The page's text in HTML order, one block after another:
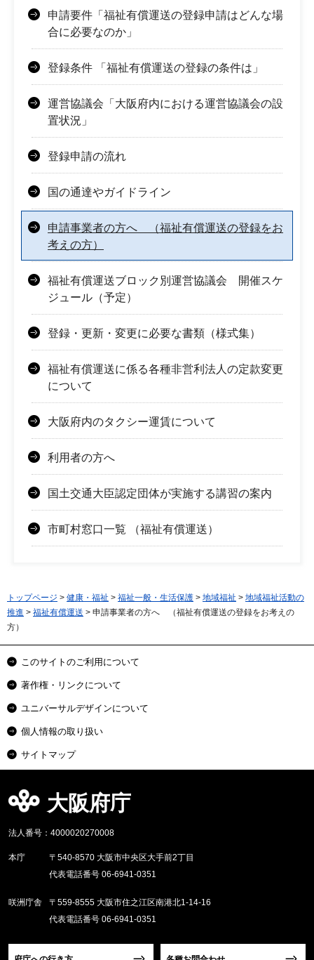
申請要件「福祉有償運送の登録申請はどんな場
合に必要なのか」
登録条件 「福祉有償運送の登録の条件は」
運営協議会「大阪府内における運営協議会の設
置状況」
登録申請の流れ
国の通達やガイドライン
申請事業者の方へ （福祉有償運送の登録をお
考えの方）
福祉有償運送ブロック別運営協議会 開催スケ
ジュール（予定）
登録・更新・変更に必要な書類（様式集）
福祉有償運送に係る各種非営利法人の定款変更
について
大阪府内のタクシー運賃について
利用者の方へ
国土交通大臣認定団体が実施する講習の案内
市町村窓口一覧 （福祉有償運送）
トップページ > 健康・福祉 > 福祉一般・生活保護 > 地域福祉 > 地域福祉活動の
推進 > 福祉有償運送 > 申請事業者の方へ （福祉有償運送の登録をお考えの
方）
このサイトのご利用について
著作権・リンクについて
ユニバーサルデザインについて
個人情報の取り扱い
サイトマップ
大阪府庁
法人番号：4000020270008
本庁
〒540-8570 大阪市中央区大手前2丁目
代表電話番号 06-6941-0351
咲洲庁舎
〒559-8555 大阪市住之江区南港北1-14-16
代表電話番号 06-6941-0351